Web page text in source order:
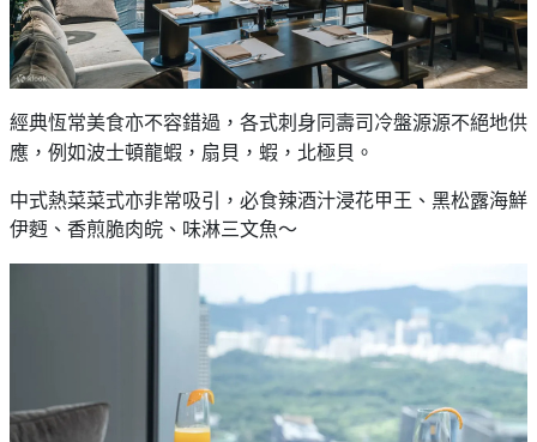
經典恆常美食亦不容錯過，各式刺身同壽司冷盤源源不絕地供
應，例如波士頓龍蝦，扇貝，蝦，北極貝。
中式熱菜菜式亦非常吸引，必食辣酒汁浸花甲王、黑松露海鮮
伊麪、香煎脆肉皖、味淋三文魚～